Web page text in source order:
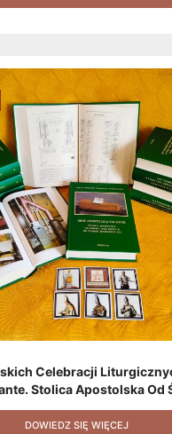
Celebracji
Stolica Apostolska Od
Benedykta XVI"
Niespodzianka + Kod
DOWIEDZ SIĘ WIĘCEJ